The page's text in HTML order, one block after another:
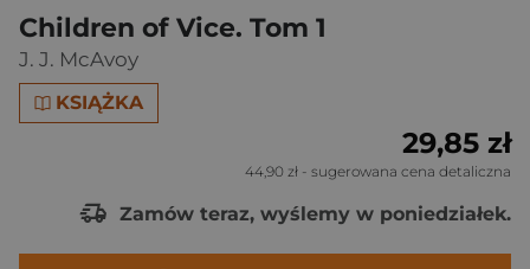
Children of Vice. Tom 1
J. J. McAvoy
KSIĄŻKA
29,85 zł
44,90 zł - sugerowana cena detaliczna
Zamów teraz, wyślemy w poniedziałek.